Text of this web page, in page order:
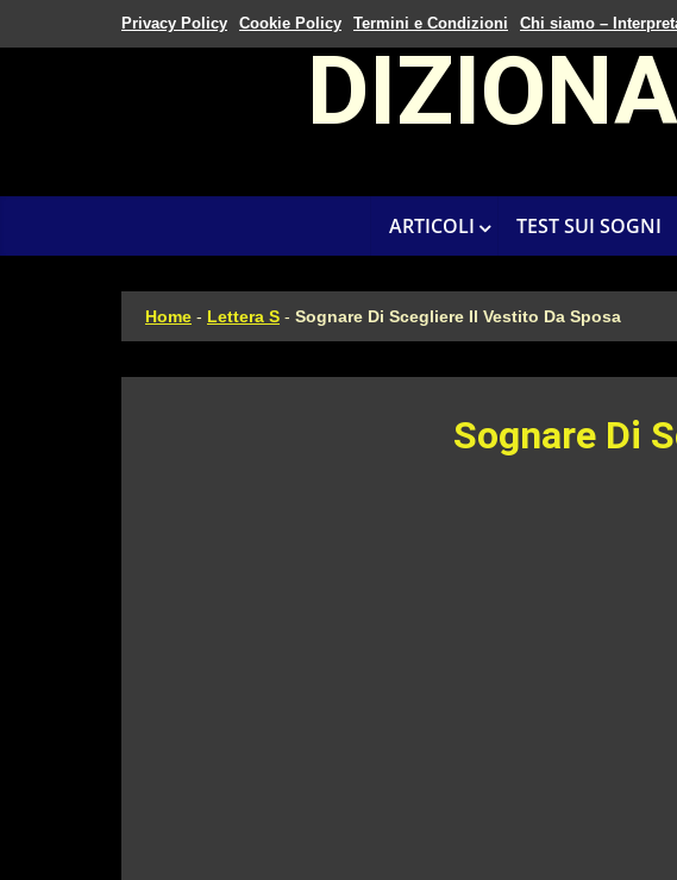
Privacy Policy Cookie Policy Termini e Condizioni Chi siamo –
ARTICOLI TEST SUI SOGNI
Home - Lettera S - Sognare Di Scegliere Il Vestito Da Sposa
Sognare Di